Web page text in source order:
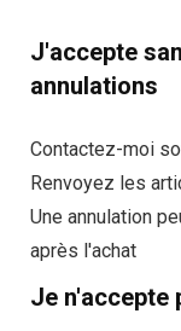
J'accepte
annulations
Contactez-moi
Renvoyez les
Une annulation
après l'achat
Je n'accepte